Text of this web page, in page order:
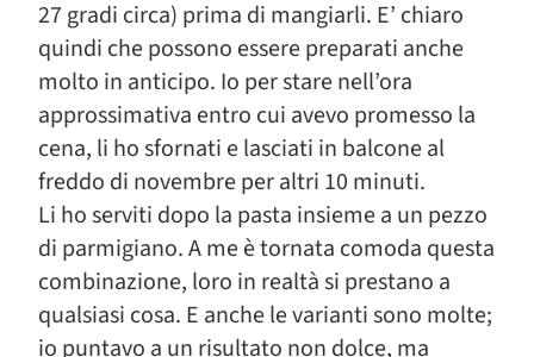
27 gradi circa) prima di mangiarli. E’ chiaro
quindi che possono essere preparati anche
molto in anticipo. Io per stare nell’ora
approssimativa entro cui avevo promesso la
cena, li ho sfornati e lasciati in balcone al
freddo di novembre per altri 10 minuti.
Li ho serviti dopo la pasta insieme a un pezzo
di parmigiano. A me è tornata comoda questa
combinazione, loro in realtà si prestano a
qualsiasi cosa. E anche le varianti sono molte;
io puntavo a un risultato non dolce, ma